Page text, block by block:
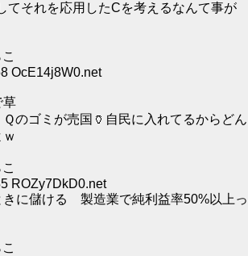
てそれを応用したCを考えるなんて事が
OcE14j8W0.net
草
のゴミが売国🏺自民に入れてるからどん
ROZy7DkD0.net
きに儲ける 製造業で純利益率50%以上っ